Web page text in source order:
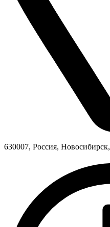
630007, Россия,